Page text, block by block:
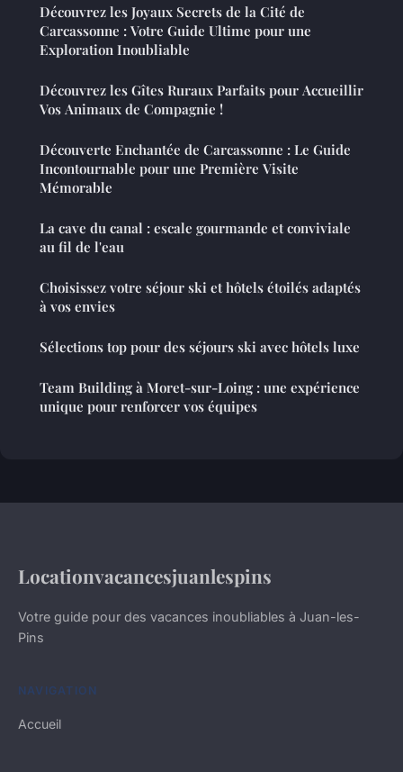
Découvrez les Joyaux Secrets de la Cité de
Carcassonne : Votre Guide Ultime pour une
Exploration Inoubliable
Découvrez les Gîtes Ruraux Parfaits pour Accueillir
Vos Animaux de Compagnie !
Découverte Enchantée de Carcassonne : Le Guide
Incontournable pour une Première Visite
Mémorable
La cave du canal : escale gourmande et conviviale
au fil de l'eau
Choisissez votre séjour ski et hôtels étoilés adaptés
à vos envies
Sélections top pour des séjours ski avec hôtels luxe
Team Building à Moret-sur-Loing : une expérience
unique pour renforcer vos équipes
Locationvacancesjuanlespins
Votre guide pour des vacances inoubliables à Juan-les-
Pins
NAVIGATION
Accueil